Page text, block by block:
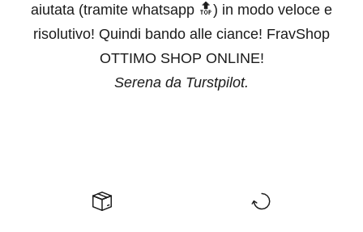
aiutata (tramite whatsapp 🔝) in modo veloce e
risolutivo! Quindi bando alle ciance! FravShop
OTTIMO SHOP ONLINE!
Serena da Turstpilot.